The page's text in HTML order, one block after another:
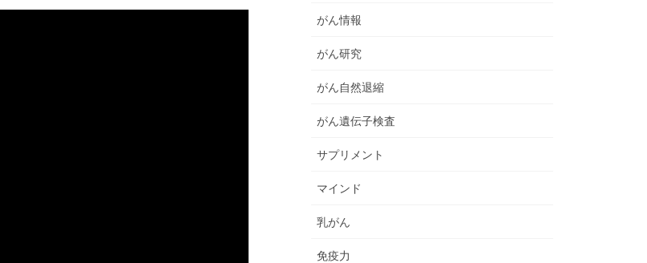
がん情報
がん研究
がん自然退縮
がん遺伝子検査
サプリメント
マインド
乳がん
免疫力